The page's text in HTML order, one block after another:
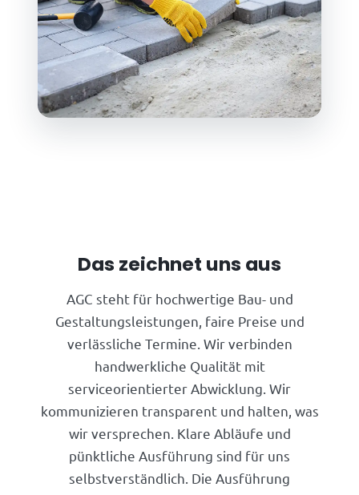
Das zeichnet uns aus
AGC steht für hochwertige Bau- und
Gestaltungsleistungen, faire Preise und
verlässliche Termine. Wir verbinden
handwerkliche Qualität mit
serviceorientierter Abwicklung. Wir
kommunizieren transparent und halten, was
wir versprechen. Klare Abläufe und
pünktliche Ausführung sind für uns
selbstverständlich. Die Ausführung